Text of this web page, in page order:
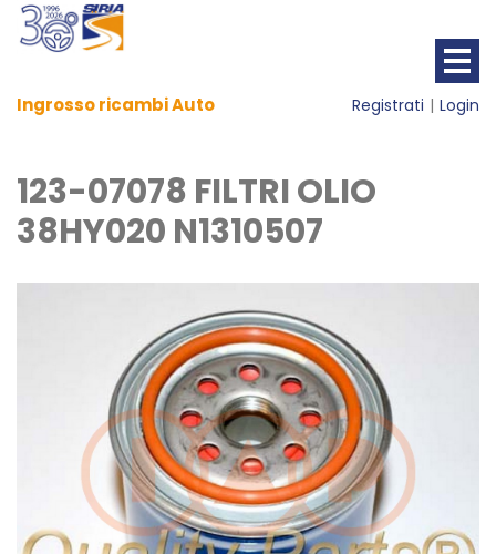
Ingrosso ricambi Auto Registrati Login
123-07078 FILTRI OLIO
38HY020 N1310507